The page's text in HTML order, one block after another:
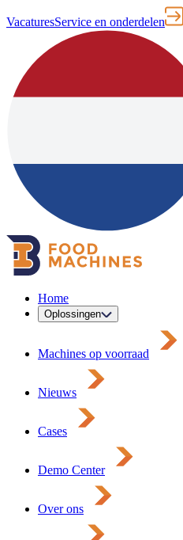
VacaturesService en onderdelen
Home
Oplossingen
Machines op voorraad
Nieuws
Cases
Demo Center
Over ons